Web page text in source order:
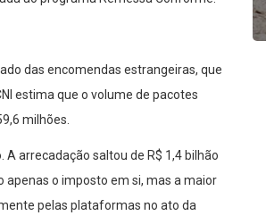
das encomendas estrangeiras, que
estima que o volume de pacotes
milhões.
arrecadação saltou de R$ 1,4 bilhão
apenas o imposto em si, mas a maior
pelas plataformas no ato da